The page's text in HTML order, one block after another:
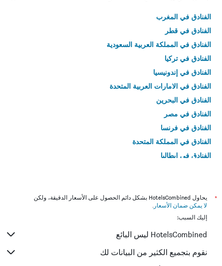
الفنادق في المغرب
الفنادق في قطر
الفنادق في المملكة العربية السعودية
الفنادق في تركيا
الفنادق في إندونيسيا
الفنادق في الامارات العربية المتحدة
الفنادق في البحرين
الفنادق في مصر
الفنادق في فرنسا
الفنادق في المملكة المتحدة
الفنادق في إيطاليا
*
يحاول HotelsCombined بشكل دائم الحصول على الأسعار الدقيقة، ولكن
لا يمكن ضمان الأسعار .
إليك السبب:
HotelsCombined ليس البائع
نقوم بتجميع الكثير من البيانات لك